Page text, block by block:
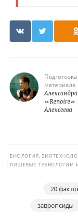
Подготовка
материала
Александра
«Renoire»
Алексеева
БИОЛОГИЯ,
ПИЩЕВЫЕ ТЕХНОЛОГИИ
20
завропсиды